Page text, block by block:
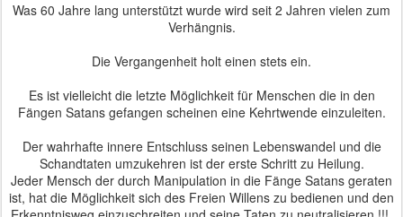
Was 60 Jahre lang unterstützt wurde wird seit 2 Jahren vielen zum
Verhängnis.
Die Vergangenheit holt einen stets ein.
Es ist vielleicht die letzte Möglichkeit für Menschen die in den
Fängen Satans gefangen scheinen eine Kehrtwende einzuleiten.
Der wahrhafte innere Entschluss seinen Lebenswandel und die
Schandtaten umzukehren ist der erste Schritt zu Heilung.
Jeder Mensch der durch Manipulation in die Fänge Satans geraten
ist, hat die Möglichkeit sich des Freien Willens zu bedienen und den